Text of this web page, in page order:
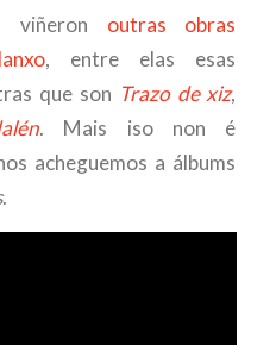
viñeron outras obras
, entre elas esas
que son Trazo de xiz,
. Mais iso non é
acheguemos a álbums
.